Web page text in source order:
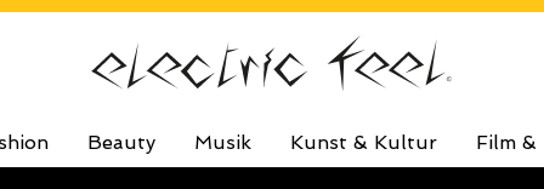
Beauty Musik Kunst & Kultur Film &